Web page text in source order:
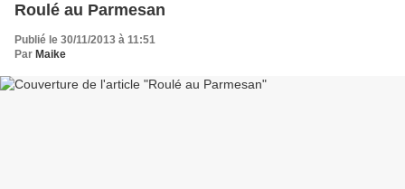
Roulé au Parmesan
Publié le 30/11/2013 à 11:51
Par Maike